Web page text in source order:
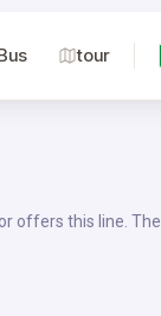
tour
offers this line. The